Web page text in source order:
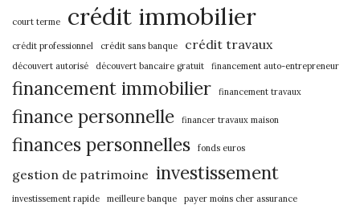
court terme crédit immobilier
crédit professionnel crédit sans banque crédit travaux
découvert autorisé découvert bancaire gratuit financement auto-entrepreneur
financement immobilier financement travaux
finance personnelle financer travaux maison
finances personnelles fonds euros
gestion de patrimoine investissement
investissement rapide meilleure banque payer moins cher assurance